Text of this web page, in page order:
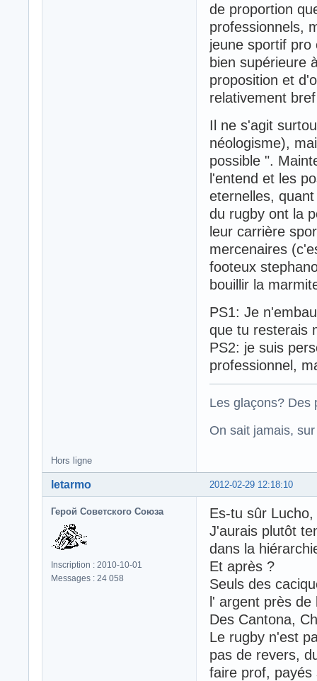
de proportion
professionnels,
jeune sportif pro
bien supérieure
proposition et
relativement
Il ne s'agit
néologisme),
possible ".
l'entend et les
eternelles,
du rugby ont la
leur carrière
mercenaires
footeux
bouillir la
PS1: Je
que tu resterais
PS2: je suis
professionnel,
Les glaçons? Des
On sait jamais,
Hors ligne
2012-02-29 12:18:10
letarmo
Герой Советского Союза
Inscription : 2010-10-01
Messages : 24 058
Es-tu sûr
J'aurais plutôt
dans la
Et après ?
Seuls des
l' argent près
Des Cantona,
Le rugby n'est
pas de revers,
faire prof, payés